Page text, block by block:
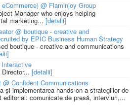
@ Flaminjoy Group
Manager who enjoys helping
marketing... [detalii]
@ boutique - creative and
by EPIC Business Human Strategy
boutique - creative and communications
[detalii]
Confident Communications
și implementarea hands-on a strategiilor de
editorial: comunicate de presă, interviuri,...